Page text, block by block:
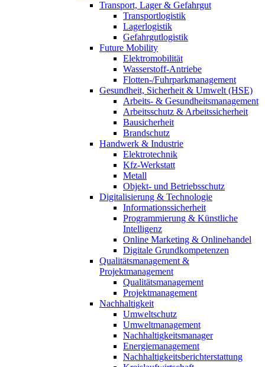
Transport, Lager & Gefahrgut
Transportlogistik
Lagerlogistik
Gefahrgutlogistik
Future Mobility
Elektromobilität
Wasserstoff-Antriebe
Flotten-/Fuhrparkmanagement
Gesundheit, Sicherheit & Umwelt (HSE)
Arbeits- & Gesundheitsmanagement
Arbeitsschutz & Arbeitssicherheit
Bausicherheit
Brandschutz
Handwerk & Industrie
Elektrotechnik
Kfz-Werkstatt
Metall
Objekt- und Betriebsschutz
Digitalisierung & Technologie
Informationssicherheit
Programmierung & Künstliche
Intelligenz
Online Marketing & Onlinehandel
Digitale Grundkompetenzen
Qualitätsmanagement &
Projektmanagement
Qualitätsmanagement
Projektmanagement
Nachhaltigkeit
Umweltschutz
Umweltmanagement
Nachhaltigkeitsmanager
Energiemanagement
Nachhaltigkeitsberichterstattung